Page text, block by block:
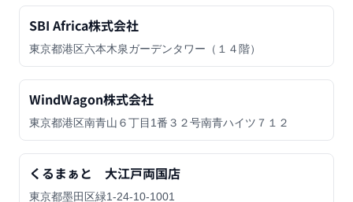
SBI Africa株式会社
東京都港区六本木泉ガーデンタワー（１４階）
WindWagon株式会社
東京都港区南青山６丁目1番３２号南青ハイツ７１２
くるまぁと 大江戸両国店
東京都墨田区緑1-24-10-1001